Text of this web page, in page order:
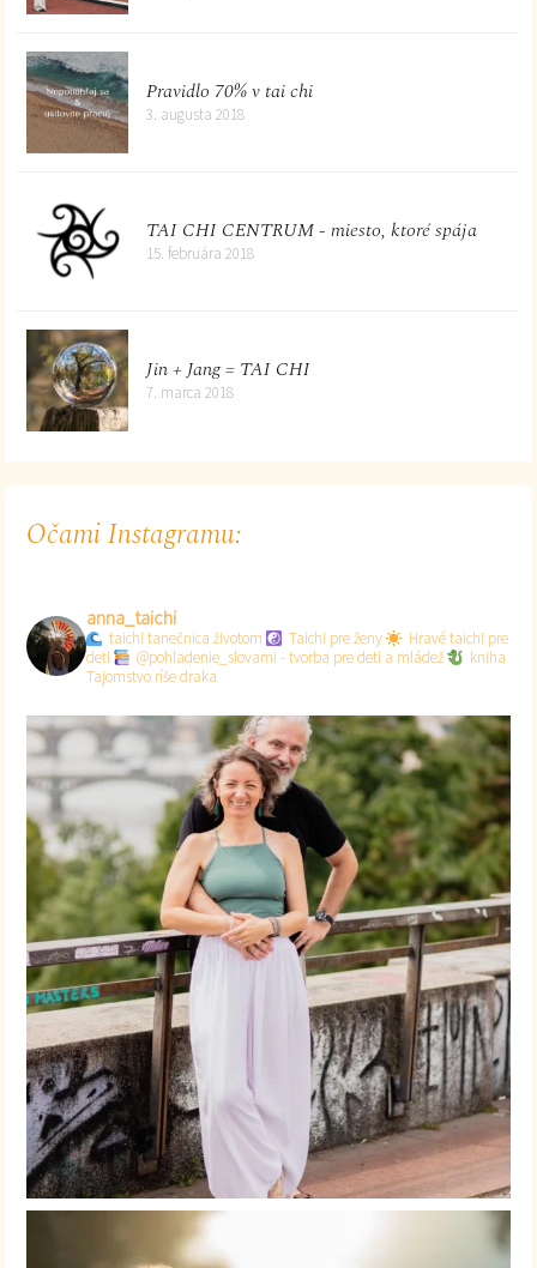
Pravidlo 70% v tai chi
3. augusta 2018
TAI CHI CENTRUM - miesto, ktoré spája
15. februára 2018
Jin + Jang = TAI CHI
7. marca 2018
Očami Instagramu:
anna_taichi
taichi tanečnica životom Taichi pre ženy
Hravé taichi pre
deti
@pohladenie_slovami - tvorba pre deti a mládež
kniha
Tajomstvo ríše draka